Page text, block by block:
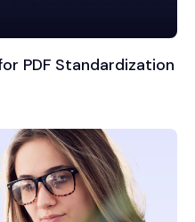
PDF Standardization